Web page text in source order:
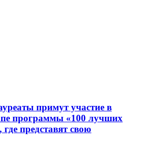
примут участие в
программы «100 лучших
представят свою